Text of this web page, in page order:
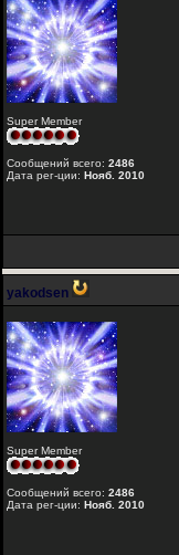
Super Member
Сообщений всего: 2486
Дата рег-ции: Нояб. 2010
yakodsen
Super Member
Сообщений всего: 2486
Дата рег-ции: Нояб. 2010